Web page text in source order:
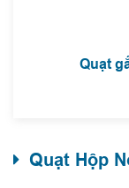
Quạt
Quạt Hộp